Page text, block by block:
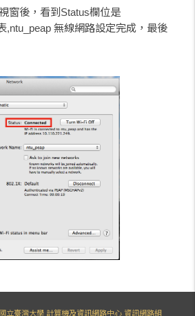
窗後，看到Status欄位是
,ntu_peap 無線網路設定完成，最後
立臺灣大學 計算機及資訊網路中心 資訊網路組